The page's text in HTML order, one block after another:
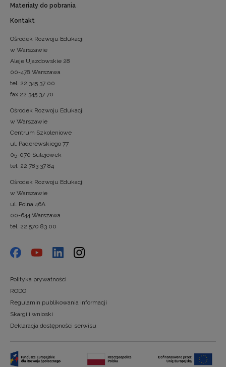
Materiały do pobrania
Kontakt
Ośrodek Rozwoju Edukacji
w Warszawie
Aleje Ujazdowskie 28
00-478 Warszawa
tel. 22 345 37 00
fax 22 345 37 70
Ośrodek Rozwoju Edukacji
w Warszawie
Centrum Szkoleniowe
ul. Paderewskiego 77
05-070 Sulejówek
tel. 22 783 37 84
Ośrodek Rozwoju Edukacji
w Warszawie
ul. Polna 46A
00-644 Warszawa
tel. 22 570 83 00
Polityka prywatności
RODO
Regulamin publikowania informacji
Skargi i wnioski
Deklaracja dostępności serwisu